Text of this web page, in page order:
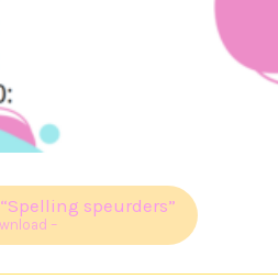
speurders”
–